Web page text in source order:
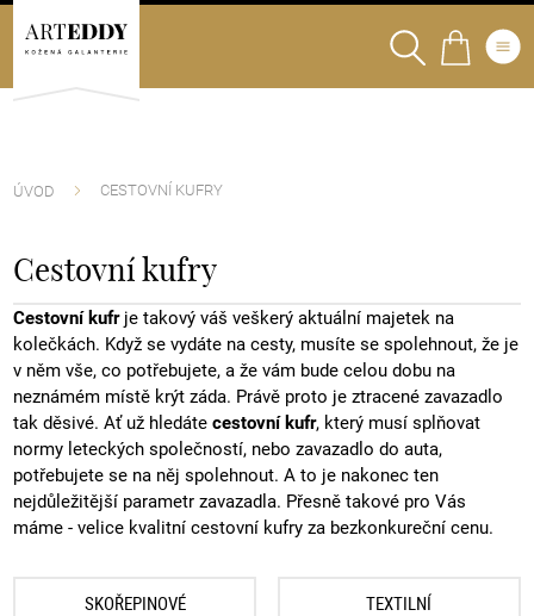
ÚVOD CESTOVNÍ KUFRY
Cestovní kufry
Cestovní kufrje takový váš veškerý aktuální majetek na
kolečkách. Když se vydáte na cesty, musíte se spolehnout, že je
v něm vše, co potřebujete, a že vám bude celou dobu na
neznámém místě krýt záda. Právě proto je ztracené zavazadlo
tak děsivé. Ať už hledátecestovní kufr, který musí splňovat
normy leteckých společností, nebo zavazadlo do auta,
potřebujete se na něj spolehnout. A to je nakonec ten
nejdůležitější parametr zavazadla. Přesně takové pro Vás
máme - velice kvalitní cestovní kufry za bezkonkureční cenu.
SKOŘEPINOVÉ TEXTILNÍ